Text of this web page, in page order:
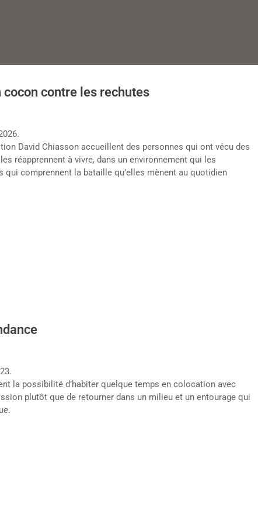
contre les rechutes
David Chiasson accueillent des personnes qui ont vécu des
réapprennent à vivre, dans un environnement qui les
qui comprennent la bataille qu’elles mènent au quotidien
la possibilité d’habiter quelque temps en colocation avec
plutôt que de retourner dans un milieu et un entourage qui